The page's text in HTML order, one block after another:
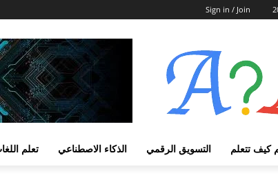
Sign in / Join
كيف تتعلم التسويق الرقمي الذكاء الاصطناعي تعلم